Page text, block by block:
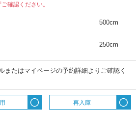
確認ください。
500cm
250cm
またはマイページの予約詳細よりご確認く
再入庫